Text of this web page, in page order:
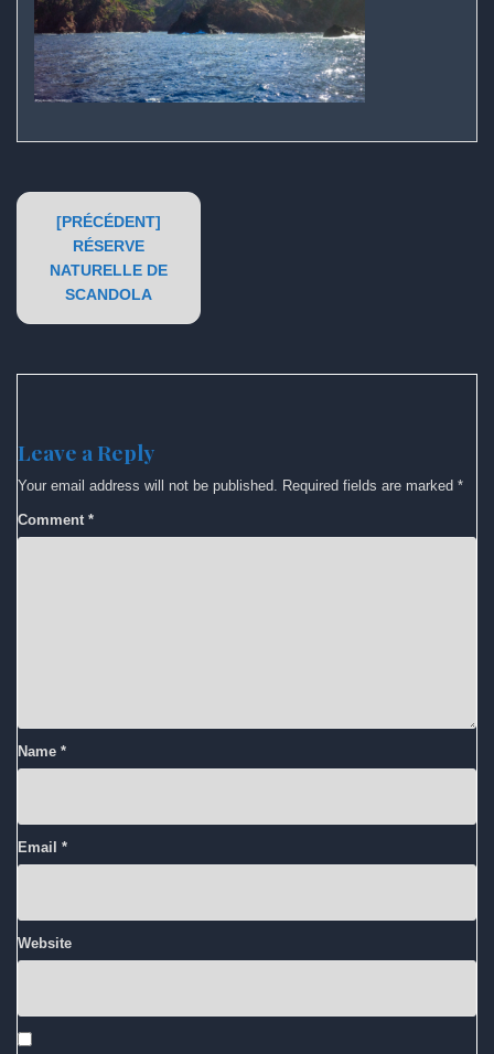
Post
navigation
[PRÉCÉDENT]
RÉSERVE
NATURELLE DE
SCANDOLA
Leave a Reply
Your email address will not be published. Required fields are marked *
Comment *
Name *
Email *
Website